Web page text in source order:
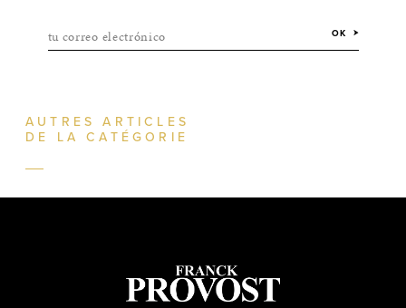
tu correo electrónico OK
AUTRES ARTICLES
DE LA CATÉGORIE